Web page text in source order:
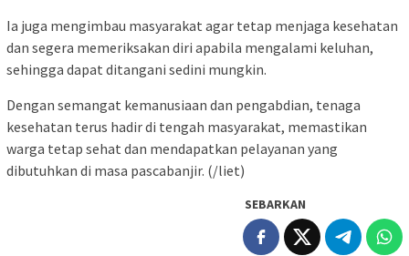
Ia juga mengimbau masyarakat agar tetap menjaga kesehatan
dan segera memeriksakan diri apabila mengalami keluhan,
sehingga dapat ditangani sedini mungkin.
Dengan semangat kemanusiaan dan pengabdian, tenaga
kesehatan terus hadir di tengah masyarakat, memastikan
warga tetap sehat dan mendapatkan pelayanan yang
dibutuhkan di masa pascabanjir. (/liet)
SEBARKAN